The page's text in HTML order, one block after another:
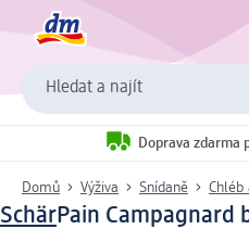
Hledat a najít
Doprava zdarma
Domů Výživa Snídaně Chléb
SchärPain Campagnard